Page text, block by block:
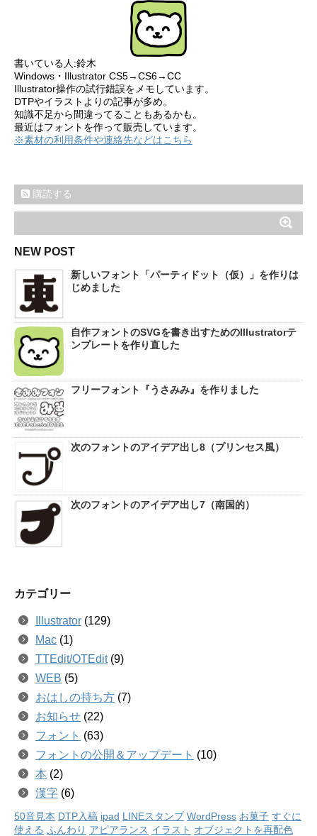
書いている人:鈴木
Windows・Illustrator CS5→CS6→CC
Illustrator操作の試行錯誤をメモしています。
DTPやイラストよりの記事が多め。
知識不足から間違ってることもあるかも。
最近はフォントを作って販売しています。
※素材の利用条件や連絡先などはこちら
購読する
NEW POST
新しいフォント「パーティドット（仮）」を作りは
じめました
自作フォントのSVGを書き出すためのIllustratorテ
ンプレートを作り直した
フリーフォント『うさみみ』を作りました
次のフォントのアイデア出し8（プリンセス風）
次のフォントのアイデア出し7（南国的）
カテゴリー
Illustrator (129)
Mac (1)
TTEdit/OTEdit(9)
WEB (5)
おはしの持ち方 (7)
お知らせ (22)
フォント (63)
フォントの公開＆アップデート (10)
本 (2)
漢字 (6)
50音見本 DTP入稿 ipad LINEスタンプ WordPress お菓子 すぐに
使える ふんわり アピアランス イラスト オブジェクトを再配色